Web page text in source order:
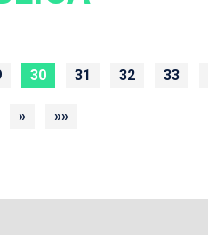
30 31 32 33
» »»